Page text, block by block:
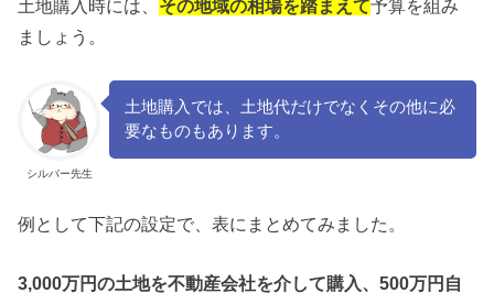
土地購入時には、 その地域の相場を踏まえて予算を組み
ましょう。
シルバー先生
土地購入では、土地代だけでなくその他に必
要なものもあります。
例として下記の設定で、表にまとめてみました。
3,000万円の土地を不動産会社を介して購入、500万円自